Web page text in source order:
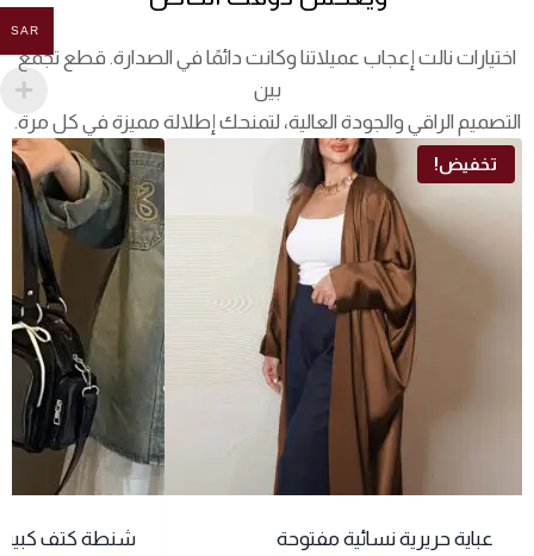
اختيارات نالت إعجاب عميلاتنا وكانت دائمًا في الصدارة. قطع تجمع
بين
التصميم الراقي والجودة العالية، لتمنحك إطلالة مميزة في كل مرة.
تخفيض!
عباية حريرية نسائية مفتوحة
شنطة كتف
SAR